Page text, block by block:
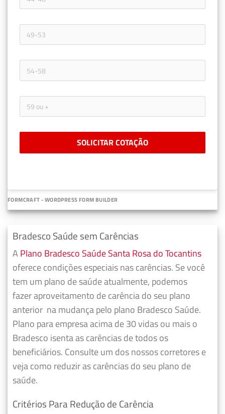
SOLICITAR COTAÇÃO
FORMCRAFT - WORDPRESS FORM BUILDER
Bradesco Saúde sem Carências
A Plano Bradesco Saúde Santa Rosa do Tocantins
oferece condições especiais nas carências. Se você
tem um plano de saúde atualmente, podemos
fazeraproveitamento de carência do seu plano
anterior na mudança pelo plano Bradesco Saúde.
Plano para empresa acima de 30 vidas ou mais o
Bradesco isenta as carências de todos os
beneficiários. Consulte um dos nossos corretores e
veja como reduzir as carências do seu plano de
saúde.
Critérios Para Redução de Carência